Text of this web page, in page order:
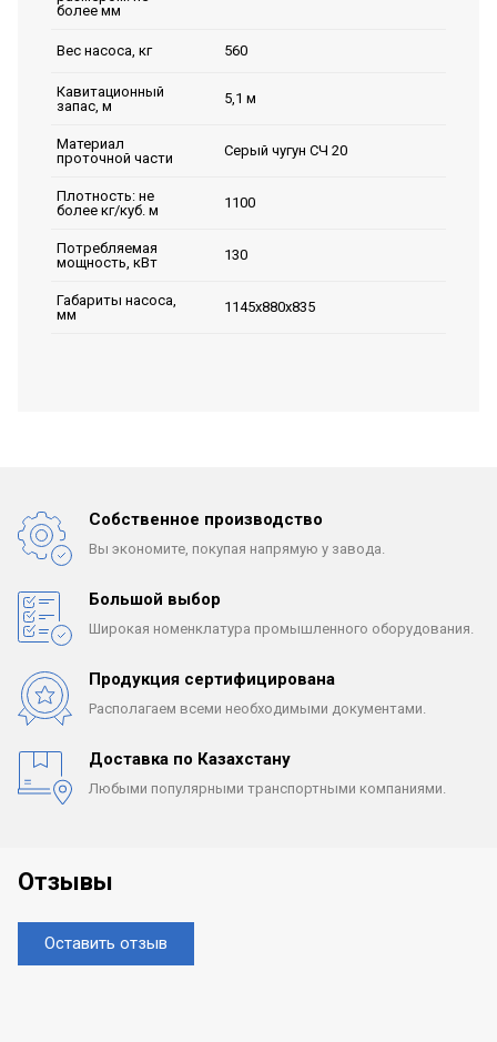
более мм
Вес насоса, кг 560
Кавитационный
запас, м
5,1 м
Материал
проточной части
Серый чугун СЧ 20
Плотность: не
более кг/куб. м
1100
Потребляемая
мощность, кВт
130
Габариты насоса,
мм
1145х880х835
Собственное производство
Вы экономите, покупая напрямую у завода.
Большой выбор
Широкая номенклатура промышленного оборудования.
Продукция сертифицирована
Располагаем всеми необходимыми документами.
Доставка по Казахстану
Любыми популярными транспортными компаниями.
Отзывы
Оставить отзыв